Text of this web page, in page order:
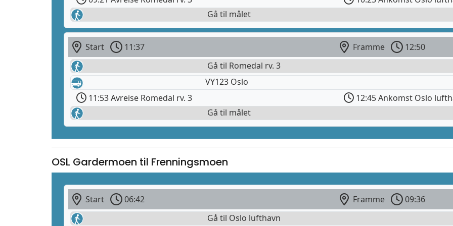
Gå til målet
Start 11:37 Framme
12:50
Gå til Romedal rv. 3
VY123 Oslo
11:53 Avreise Romedal rv. 3
12:45 Ankomst Oslo
Gå til målet
OSL Gardermoen til Frenningsmoen
Start 06:42 Framme
09:36
Gå til Oslo lufthavn